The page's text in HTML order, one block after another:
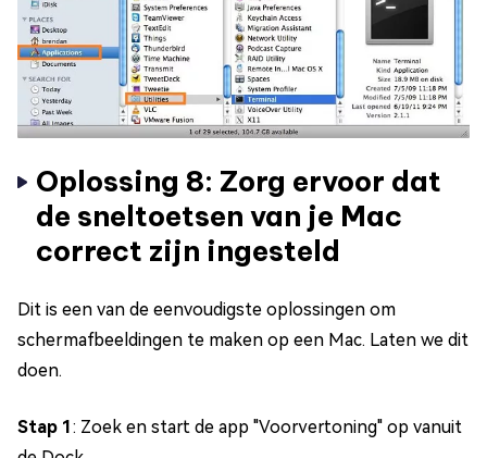
Oplossing 8: Zorg ervoor dat
de sneltoetsen van je Mac
correct zijn ingesteld
Dit is een van de eenvoudigste oplossingen om
schermafbeeldingen te maken op een Mac. Laten we dit
doen.
Stap 1 : Zoek en start de app "Voorvertoning" op vanuit